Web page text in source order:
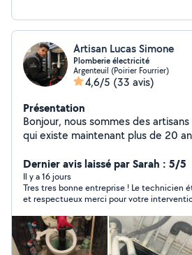
Artisan Lucas Simone
Plomberie électricité
Argenteuil (Poirier Fourrier)
4,6/5 (33 avis)
Présentation
Bonjour, nous sommes des
qui existe maintenant plus de 20
bien sûr pour vos assurances ou
camera , débouchage camion hydrocureur,
qui est bouchon au niveau de vos
fesons également tous ce qui est
d'appartement . On reste disponible 24/24h et on
intervient dans l'heure . Num de
06/02/70/63/65
Dernier avis laissé par Sarah : 5/5
Il y a 16 jours
Tres tres bonne entreprise ! Le technicien
et respectueux merci pour votre